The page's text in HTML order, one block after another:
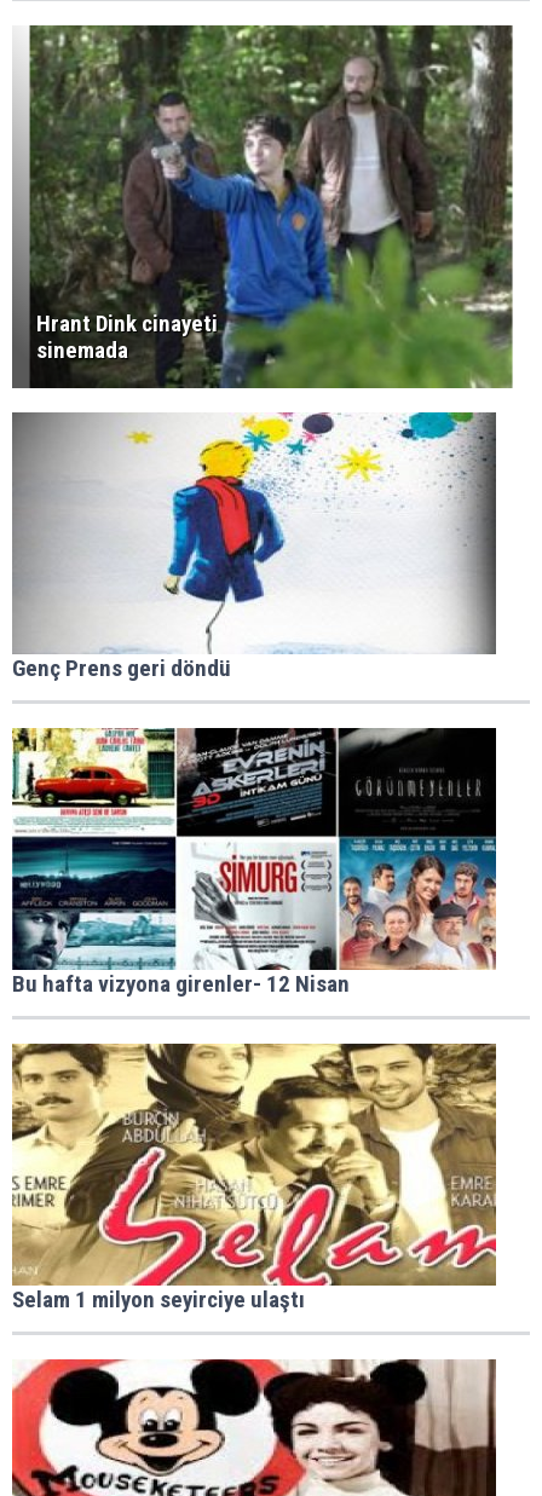
Hrant Dink cinayeti
sinemada
Genç Prens geri döndü
Bu hafta vizyona girenler- 12 Nisan
Selam 1 milyon seyirciye ulaştı